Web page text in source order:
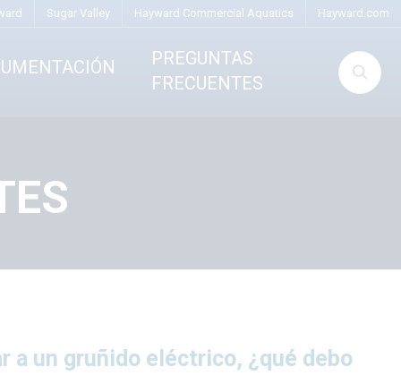
Sugar Valley Hayward Commercial Aquatics Hayward.com
PREGUNTAS
FRECUENTES
a un gruñido eléctrico, ¿qué debo